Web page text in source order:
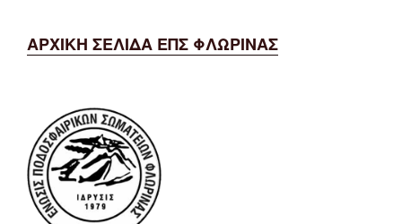
ΑΡΧΙΚΗ ΣΕΛΙΔΑ ΕΠΣ ΦΛΩΡΙΝΑΣ